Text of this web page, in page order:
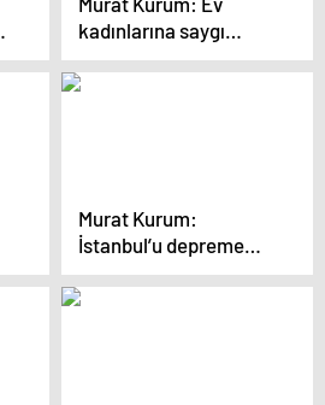
kadınlarına saygı
göstermeyen CHP’li
adaya gereken cevabı
Murat Kurum:
İstanbul’u depreme
hazırlıklı hale
getireceğiz